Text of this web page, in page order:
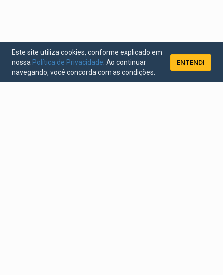
Este site utiliza cookies, conforme explicado em
nossa Política de Privacidade . Ao continuar
navegando, você concorda com as condições.
ENTENDI